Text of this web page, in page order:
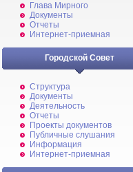
Глава Мирного
Документы
Отчеты
Интернет-приемная
Городской Совет
Структура
Документы
Деятельность
Отчеты
Проекты документов
Публичные слушания
Информация
Интернет-приемная